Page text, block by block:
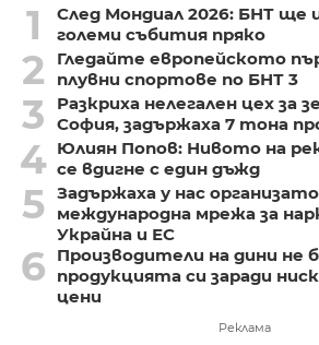
1
След Мондиал 2026: БНТ ще
големи събития пряко
2
Гледайте европейското
плувни спортове по БНТ 3
3
Разкриха нелегален цех за
София, задържаха 7 тона
4 Юлиян Попов: Нивото на
се вдигне с един дъжд
5 Задържаха у нас
международна мрежа за
Украйна и ЕС
6
Производители на дини не
продукцията си заради
цени
Реклама